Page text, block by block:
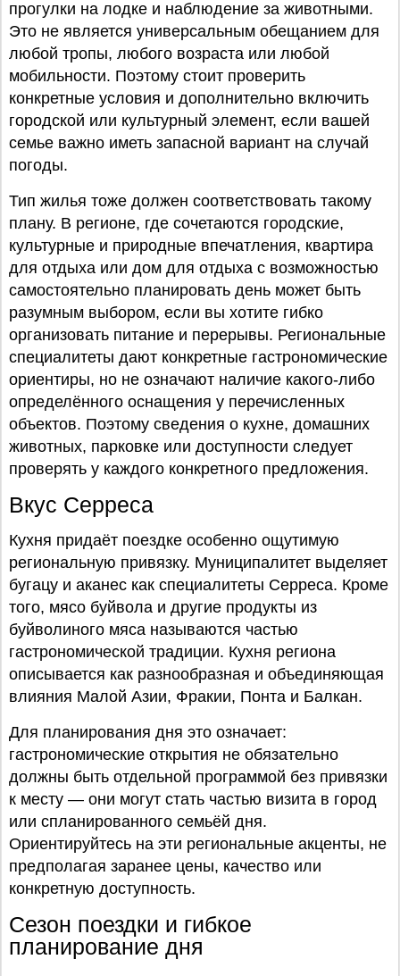
прогулки на лодке и наблюдение за животными.
Это не является универсальным обещанием для
любой тропы, любого возраста или любой
мобильности. Поэтому стоит проверить
конкретные условия и дополнительно включить
городской или культурный элемент, если вашей
семье важно иметь запасной вариант на случай
погоды.
Тип жилья тоже должен соответствовать такому
плану. В регионе, где сочетаются городские,
культурные и природные впечатления, квартира
для отдыха или дом для отдыха с возможностью
самостоятельно планировать день может быть
разумным выбором, если вы хотите гибко
организовать питание и перерывы. Региональные
специалитеты дают конкретные гастрономические
ориентиры, но не означают наличие какого-либо
определённого оснащения у перечисленных
объектов. Поэтому сведения о кухне, домашних
животных, парковке или доступности следует
проверять у каждого конкретного предложения.
Вкус Серреса
Кухня придаёт поездке особенно ощутимую
региональную привязку. Муниципалитет выделяет
бугацу и аканес как специалитеты Серреса. Кроме
того, мясо буйвола и другие продукты из
буйволиного мяса называются частью
гастрономической традиции. Кухня региона
описывается как разнообразная и объединяющая
влияния Малой Азии, Фракии, Понта и Балкан.
Для планирования дня это означает:
гастрономические открытия не обязательно
должны быть отдельной программой без привязки
к месту — они могут стать частью визита в город
или спланированного семьёй дня.
Ориентируйтесь на эти региональные акценты, не
предполагая заранее цены, качество или
конкретную доступность.
Сезон поездки и гибкое
планирование дня